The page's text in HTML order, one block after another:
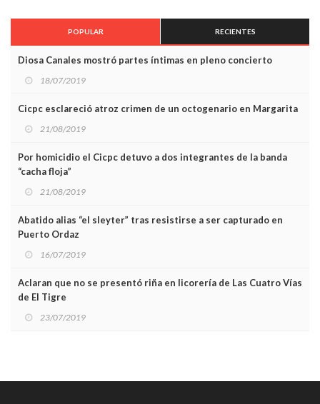
POPULAR RECIENTES
Diosa Canales mostró partes íntimas en pleno concierto
18/07/2019
Cicpc esclareció atroz crimen de un octogenario en Margarita
21/08/2019
Por homicidio el Cicpc detuvo a dos integrantes de la banda
“cacha floja”
21/08/2019
Abatido alias “el sleyter” tras resistirse a ser capturado en
Puerto Ordaz
16/07/2019
Aclaran que no se presentó riña en licorería de Las Cuatro Vías
de El Tigre
23/07/2019